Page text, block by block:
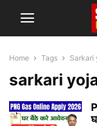
Home Tags Sarkari
sarkari